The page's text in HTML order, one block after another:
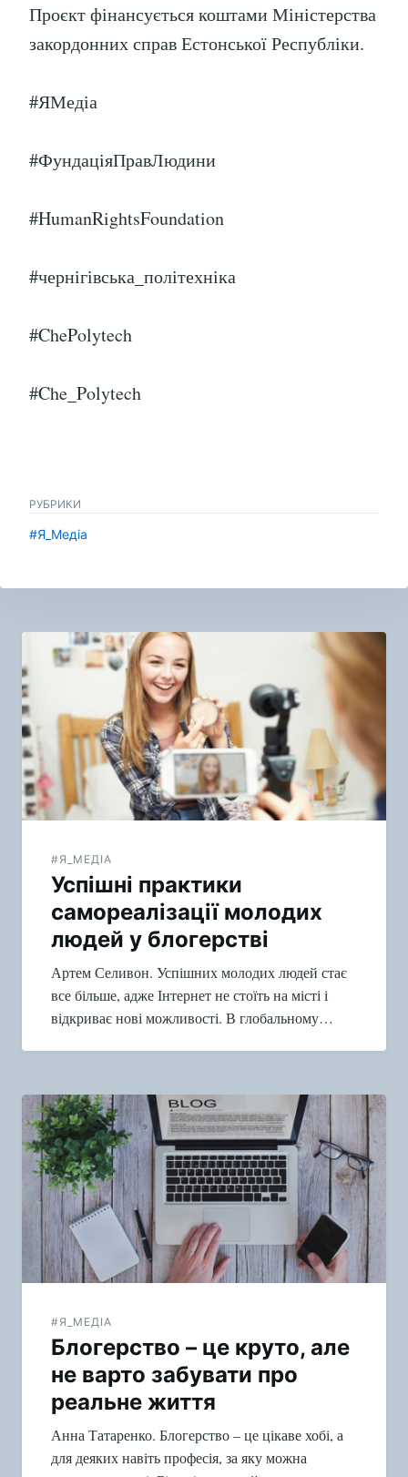
Проєкт фінансується коштами Міністерства
закордонних справ Естонської Республіки.
#ЯМедіа
#ФундаціяПравЛюдини
#HumanRightsFoundation
#чернігівська_політехніка
#ChePolytech
#Che_Polytech
РУБРИКИ
#Я_Медіа
Навигация
по
записям
#Я_МЕДІА
Успішні практики
самореалізації молодих
людей у блогерстві
Артем Селивон. Успішних молодих людей стає
все більше, адже Інтернет не стоїть на місті і
відкриває нові можливості. В глобальному…
#Я_МЕДІА
Блогерство – це круто, але
не варто забувати про
реальне життя
Анна Татаренко. Блогерство – це цікаве хобі, а
для деяких навіть професія, за яку можна